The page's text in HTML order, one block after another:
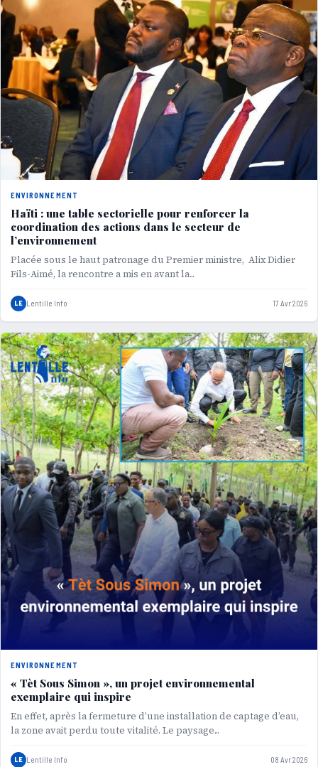
ENVIRONNEMENT
Haïti : une table sectorielle pour renforcer la
coordination des actions dans le secteur de
l’environnement
Placée sous le haut patronage du Premier ministre, Alix Didier
Fils-Aimé, la rencontre a mis en avant la...
LE Lentille Info 17 Avr 2026
ENVIRONNEMENT
« Tèt Sous Simon », un projet environnemental
exemplaire qui inspire
En effet, après la fermeture d’une installation de captage d’eau,
la zone avait perdu toute vitalité. Le paysage...
LE Lentille Info 08 Avr 2026